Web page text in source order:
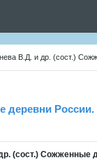
В.Д. и др. (сост.)
России.
(сост.) Сожженные